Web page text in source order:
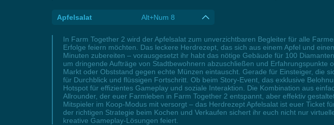
Apfelsalat Alt+Num 8
In Farm Together 2 wird der Apfelsalat zum unverzichtbaren Begleiter für alle
Erfolge feiern möchten. Das leckere Herdrezept, das sich aus einem Apfel und
Minuten zubereiten – vorausgesetzt ihr habt das nötige Gebäude für 100
um dringende Aufträge von Stadtbewohnern abzuschließen und
Markt oder Obststand gegen echte Münzen eintauscht. Gerade für Einsteiger, die
für Durchblick und flüssigen Fortschritt. Ob beim Story-Event, das exklusive
Hotspot für effizientes Gameplay und soziale Interaktion. Die Kombination aus
Allrounder, der euer Farmleben in Farm Together 2 entspannt, aber effektiv
Mitspieler im Koop-Modus mit versorgt – das Herdrezept Apfelsalat ist euer Ticket
der richtigen Strategie beim Kochen und Verkaufen sichert ihr euch nicht nur
kreative Gameplay-Lösungen feiert.